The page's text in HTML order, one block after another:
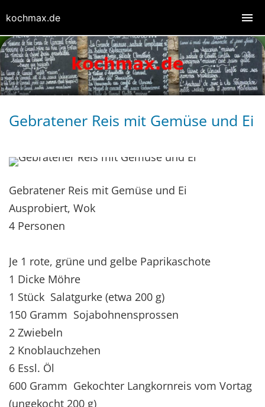
Gebratener Reis mit Gemüse und Ei
Gebratener Reis mit Gemüse und Ei
Ausprobiert, Wok
4 Personen
Je 1 rote, grüne und gelbe Paprikaschote
1 Dicke Möhre
1 Stück Salatgurke (etwa 200 g)
150 Gramm Sojabohnensprossen
2 Zwiebeln
2 Knoblauchzehen
6 Essl. Öl
600 Gramm Gekochter Langkornreis vom Vortag
(ungekocht 200 g)
kochmax.de